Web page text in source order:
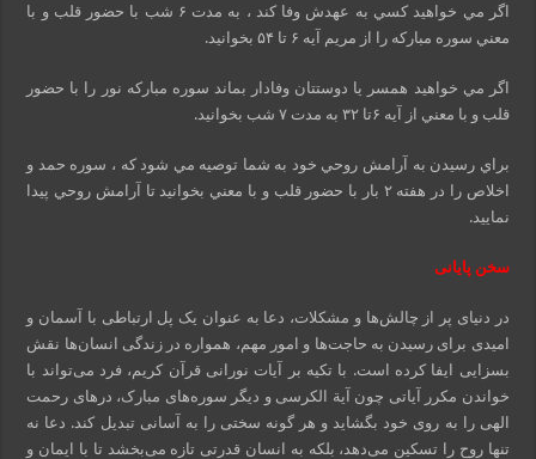
اگر مي خواهيد كسي به عهدش وفا كند ، به مدت ۶ شب با حضور قلب و با
معني سوره مباركه را از مريم آيه ۶ تا ۵۴ بخوانيد.
اگر مي خواهيد همسر يا دوستتان وفادار بماند سوره مباركه نور را با حضور
قلب و با معني از آيه ۶تا ۳۲ به مدت ۷ شب بخوانيد.
براي رسيدن به آرامش روحي خود به شما توصيه مي شود كه ، سوره حمد و
اخلاص را در هفته ۲ بار با حضور قلب و با معني بخوانيد تا آرامش روحي پيدا
نماييد.
سخن پایانی
در دنیای پر از چالش‌ها و مشکلات، دعا به عنوان یک پل ارتباطی با آسمان و
امیدی برای رسیدن به حاجت‌ها و امور مهم، همواره در زندگی انسان‌ها نقش
بسزایی ایفا کرده است. با تکیه بر آیات نورانی قرآن کریم، فرد می‌تواند با
خواندن مکرر آیاتی چون آیة الکرسی و دیگر سوره‌های مبارک، درهای رحمت
الهی را به روی خود بگشاید و هر گونه سختی را به آسانی تبدیل کند. دعا نه
تنها روح را تسکین می‌دهد، بلکه به انسان قدرتی تازه می‌بخشد تا با ایمان و